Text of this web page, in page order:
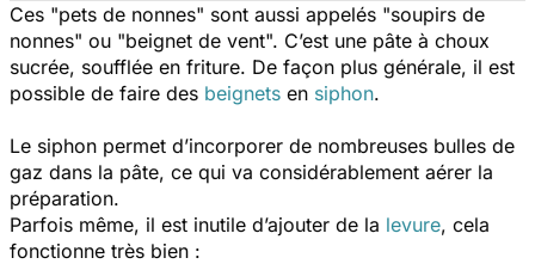
Ces "pets de nonnes" sont aussi appelés "soupirs de
nonnes" ou "beignet de vent". C’est une pâte à choux
sucrée, soufflée en friture. De façon plus générale, il est
possible de faire des beignets en siphon.
Le siphon permet d’incorporer de nombreuses bulles de
gaz dans la pâte, ce qui va considérablement aérer la
préparation.
Parfois même, il est inutile d’ajouter de la levure, cela
fonctionne très bien :